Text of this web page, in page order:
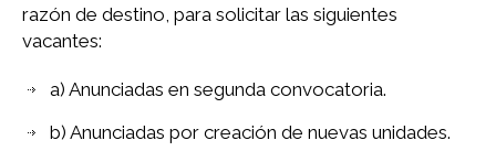
razón de destino, para solicitar las siguientes
vacantes:
a) Anunciadas en segunda convocatoria.
b) Anunciadas por creación de nuevas unidades.